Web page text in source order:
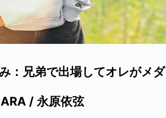
：兄弟で出場してオレがメダ
/ 永原依弦